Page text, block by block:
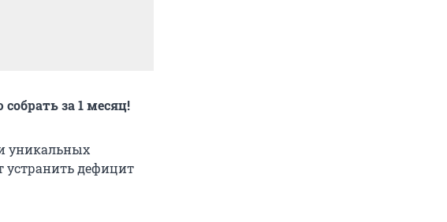
за 1 месяц!
уникальных
устранить дефицит